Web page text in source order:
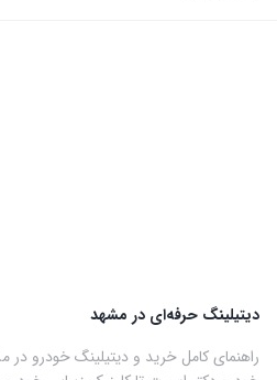
دیتیلینگ حرفه‌ای در مشهد
راهنمای کامل خرید و دیتیلینگ خودرو